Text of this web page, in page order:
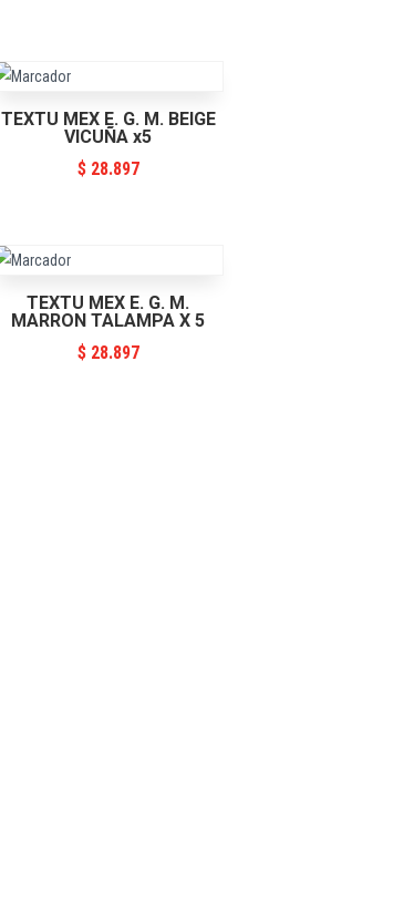
TEXTU MEX E. G. M. BEIGE
VICUÑA x5
$28.897
TEXTU MEX E. G. M.
MARRON TALAMPA X 5
$28.897